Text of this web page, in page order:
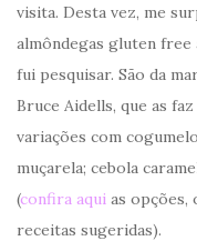
visita. Desta vez, me
almôndegas gluten free
fui pesquisar. São da
Bruce Aidells, que as
variações com
muçarela; cebola
(confira aqui as opções,
receitas sugeridas).